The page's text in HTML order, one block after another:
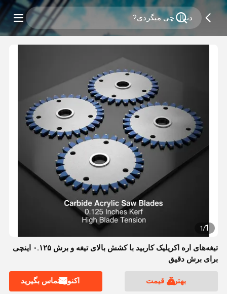
1
/
1
تیغه‌های اره اکریلیک کاربید با کشش بالای تیغه و برش ۰.۱۲۵ اینچی
برای برش دقیق
بهترین قیمت اکنون تماس بگیرید